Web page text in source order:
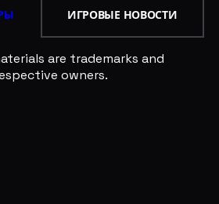
ИГРОВЫЕ НОВОСТИ
are trademarks and
owners.